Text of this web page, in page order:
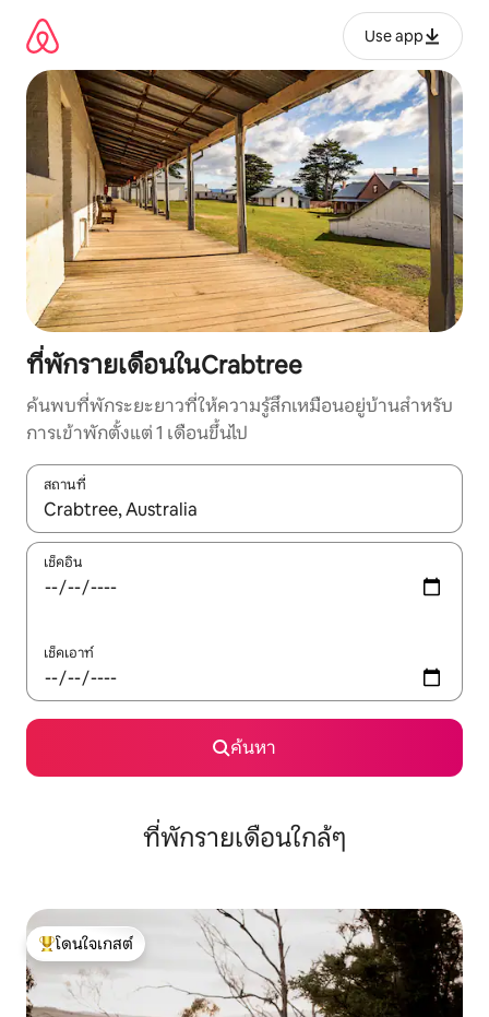
เนื้อหา
Use app
ที่พักรายเดือนในCrabtree
ค้นพบที่พักระยะยาวที่ให้ความรู้สึกเหมือนอยู่บ้านสำหรับ
การเข้าพักตั้งแต่ 1 เดือนขึ้นไป
สถานที่
ใช้ลูกศรขึ้นลง หรือใช้การสัมผัสหรือปัด เพื่อสำรวจผลการค้นหา
เช็คอิน
เช็คเอาท์
ค้นหา
ที่พักรายเดือนใกล้ๆ
โดนใจเกสต์ที่สุด
โดนใจเกสต์